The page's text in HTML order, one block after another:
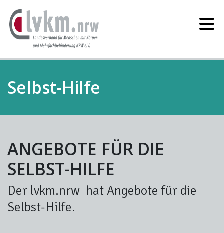
Selbst-Hilfe
ANGEBOTE FÜR DIE
SELBST-HILFE
Der lvkm.nrw hatAngebote für die
Selbst-Hilfe.